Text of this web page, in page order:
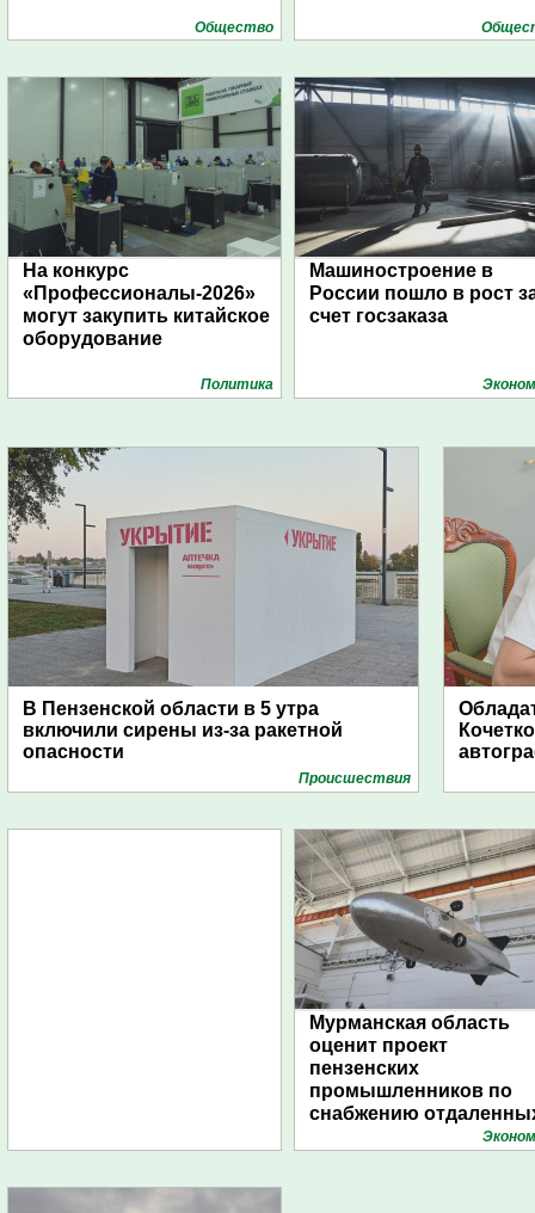
Общество
На конкурс
«Профессионалы-2026»
могут закупить китайское
оборудование
Политика
Машиностроение в
России пошло в рост
счет госзаказа
В Пензенской области в 5 утра
включили сирены из-за ракетной
опасности
Проиcшествия
Мурманская область
оценит проект
пензенских
промышленников по
снабжению
поселений с помощью